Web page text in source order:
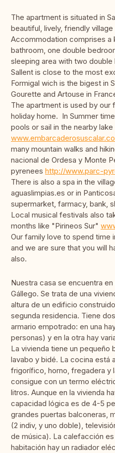
The apartment is situated in
beautiful, lively, friendly village
Accommodation comprises a
bathroom, one double
sleeping area with two double
Sallent is close to the most
Formigal wich is the bigest in
Gourette and Artouse in
The apartment is used by our
holiday home. In Summer
pools or sail in the nearby lake
many mountain walks and
nacional de Ordesa y Monte
pyrenees http://www.parc-
There is also a spa in the
aguaslimpias.es or in
supermarket, farmacy, bank,
Local musical festivals also
months like "Pirineos Sur"
Our family love to spend time
and we are sure that you will
also.
Nuestra casa se encuentra
Gállego. Se trata de una
altura de un edificio
segunda residencia. Tiene
armario empotrado: en una
personas) y en la otra hay
La vivienda tiene un pequeño
lavabo y bidé. La cocina está
frigorífico, horno, fregadera y
consigue con un termo
litros. Aunque en la vivienda
capacidad lógica es de 4-5
grandes puertas balconeras,
(2 indiv, y uno doble),
de música). La calefacción
habitación hay un radiador